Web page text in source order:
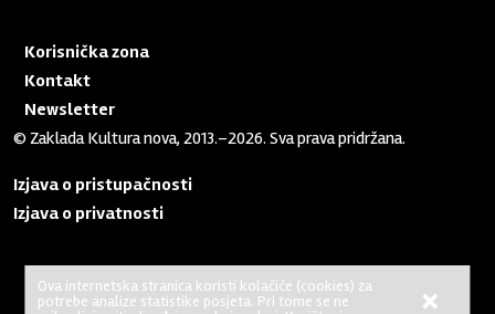
Korisnička zona
Kontakt
Newsletter
© Zaklada Kultura nova, 2013.–2026. Sva prava pridržana.
Izjava o pristupačnosti
Izjava o privatnosti
No Result Website Carbon ×
Ova internetska stranica koristi kolačiće (cookies) za
potrebe analize statistike posjeta. Pri tome se ne